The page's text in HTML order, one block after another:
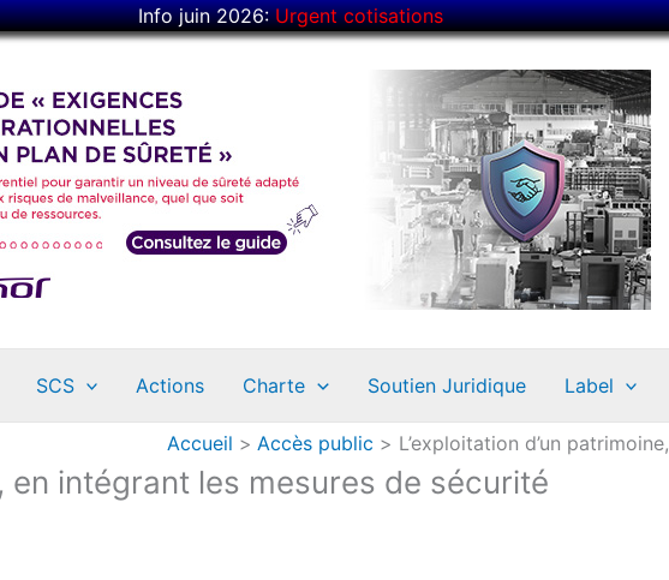
Info juin 2026:Urgent cotisations
SCS Actions Charte Soutien Juridique Label
Accueil Accès public L’exploitation d’un
en intégrant les mesures de sécurité